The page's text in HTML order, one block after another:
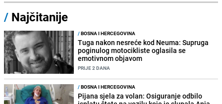
/ Najčitanije
/BOSNA I HERCEGOVINA
Tuga nakon nesreće kod Neuma: Supruga
poginulog motocikliste oglasila se
emotivnom objavom
PRIJE 2 DANA
/BOSNA I HERCEGOVINA
Pijana sjela za volan: Osiguranje odbilo